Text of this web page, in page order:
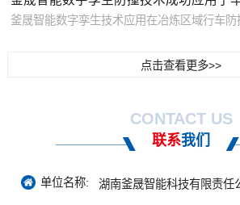
釜晟智能数字孪生技术应用在冶炼区域行车防
点击查看更多>>
CONTACT US
联系我们
单位名称: 湖南釜晟智能科技有限责任